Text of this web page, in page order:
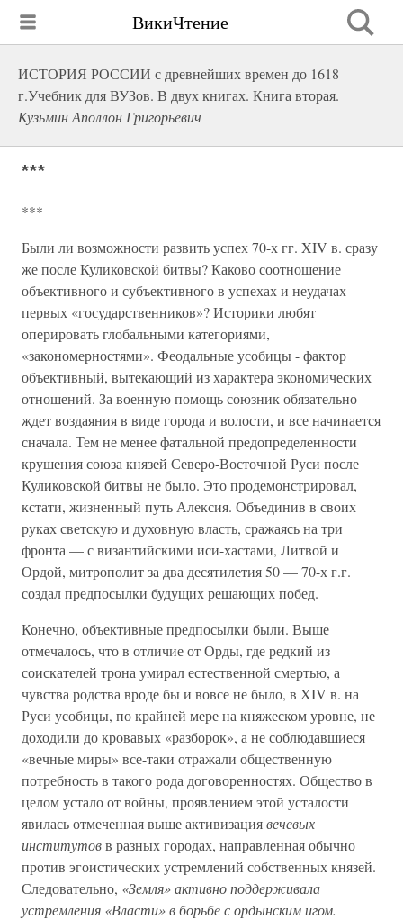
ВикиЧтение
ИСТОРИЯ РОССИИ с древнейших времен до 1618
г.Учебник для ВУЗов. В двух книгах. Книга вторая.
Кузьмин Аполлон Григорьевич
***
***
Были ли возможности развить успех 70-х гг. XIV в. сразу
же после Куликовской битвы? Каково соотношение
объективного и субъективного в успехах и неудачах
первых «государственников»? Историки любят
оперировать глобальными категориями,
«закономерностями». Феодальные усобицы - фактор
объективный, вытекающий из характера экономических
отношений. За военную помощь союзник обязательно
ждет воздаяния в виде города и волости, и все начинается
сначала. Тем не менее фатальной предопределенности
крушения союза князей Северо-Восточной Руси после
Куликовской битвы не было. Это продемонстрировал,
кстати, жизненный путь Алексия. Объединив в своих
руках светскую и духовную власть, сражаясь на три
фронта — с византийскими иси-хастами, Литвой и
Ордой, митрополит за два десятилетия 50 — 70-х г.г.
создал предпосылки будущих решающих побед.
Конечно, объективные предпосылки были. Выше
отмечалось, что в отличие от Орды, где редкий из
соискателей трона умирал естественной смертью, а
чувства родства вроде бы и вовсе не было, в XIV в. на
Руси усобицы, по крайней мере на княжеском уровне, не
доходили до кровавых «разборок», а не соблюдавшиеся
«вечные миры» все-таки отражали общественную
потребность в такого рода договоренностях. Общество в
целом устало от войны, проявлением этой усталости
явилась отмеченная выше активизациявечевых
институтовв разных городах, направленная обычно
против эгоистических устремлений собственных князей.
Следовательно, «Земля» активно поддерживала
устремления «Власти» в борьбе с ордынским игом.